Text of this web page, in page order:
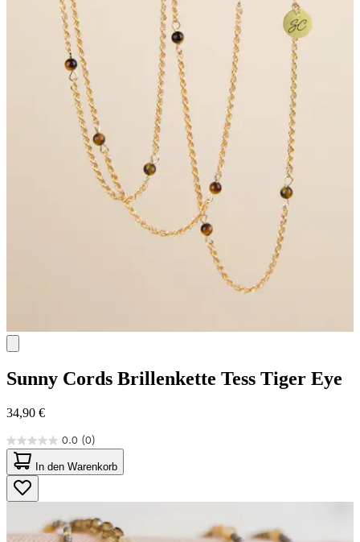
Sunny Cords Brillenkette Tess Tiger Eye
34,90 €
0.0 (0)
0.0
von
5
Sternen.
In den Warenkorb